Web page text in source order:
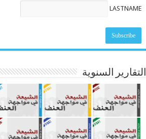
LASTNAME
التقارير السنوية